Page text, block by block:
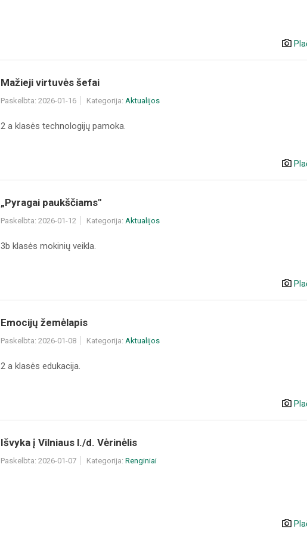
Mažieji virtuvės šefai
Paskelbta: 2026-01-16 Kategorija: Aktualijos
2 a klasės technologijų pamoka.
„Pyragai paukščiams"
Paskelbta: 2026-01-12 Kategorija: Aktualijos
3b klasės mokinių veikla.
Emocijų žemėlapis
Paskelbta: 2026-01-08 Kategorija: Aktualijos
2 a klasės edukacija.
Išvyka į Vilniaus l./d. Vėrinėlis
Paskelbta: 2026-01-07 Kategorija: Renginiai